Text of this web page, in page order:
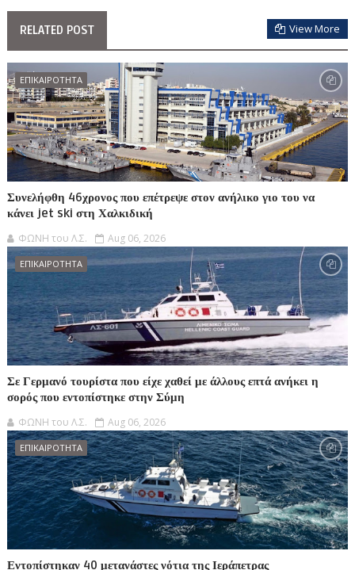
RELATED POST View More
ΕΠΙΚΑΙΡΟΤΗΤΑ
Συνελήφθη 46χρονος που επέτρεψε στον ανήλικο γιο του να
κάνει jet ski στη Χαλκιδική
ΦΩΝΗ του Λ.Σ. Aug 06, 2026
ΕΠΙΚΑΙΡΟΤΗΤΑ
Σε Γερμανό τουρίστα που είχε χαθεί με άλλους επτά ανήκει η
σορός που εντοπίστηκε στην Σύμη
ΦΩΝΗ του Λ.Σ. Aug 06, 2026
ΕΠΙΚΑΙΡΟΤΗΤΑ
Εντοπίστηκαν 40 μετανάστες νότια της Ιεράπετρας